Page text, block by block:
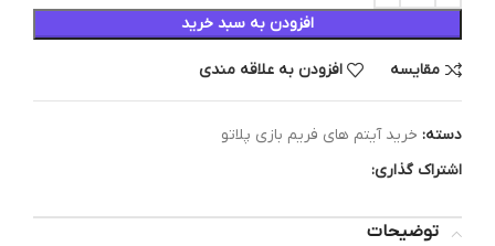
افزودن به سبد خرید
مقایسه افزودن به علاقه مندی
دسته: خرید آیتم های فریم بازی پلاتو
اشتراک گذاری:
توضیحات